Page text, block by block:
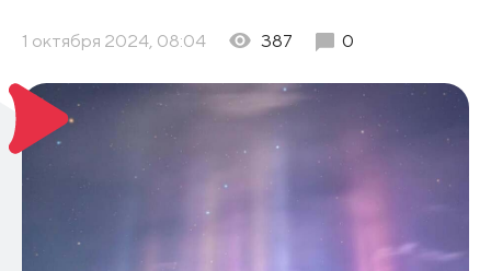
1 октября 2024, 08:04 387 0